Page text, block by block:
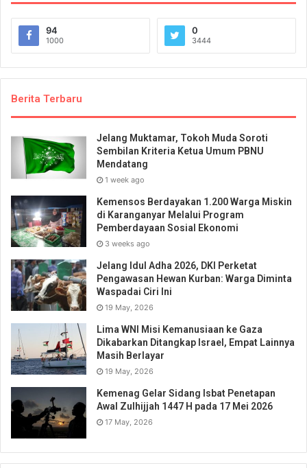
94
1000
0
3444
Berita Terbaru
Jelang Muktamar, Tokoh Muda Soroti
Sembilan Kriteria Ketua Umum PBNU
Mendatang
1 week ago
Kemensos Berdayakan 1.200 Warga Miskin
di Karanganyar Melalui Program
Pemberdayaan Sosial Ekonomi
3 weeks ago
Jelang Idul Adha 2026, DKI Perketat
Pengawasan Hewan Kurban: Warga Diminta
Waspadai Ciri Ini
19 May, 2026
Lima WNI Misi Kemanusiaan ke Gaza
Dikabarkan Ditangkap Israel, Empat Lainnya
Masih Berlayar
19 May, 2026
Kemenag Gelar Sidang Isbat Penetapan
Awal Zulhijjah 1447 H pada 17 Mei 2026
17 May, 2026